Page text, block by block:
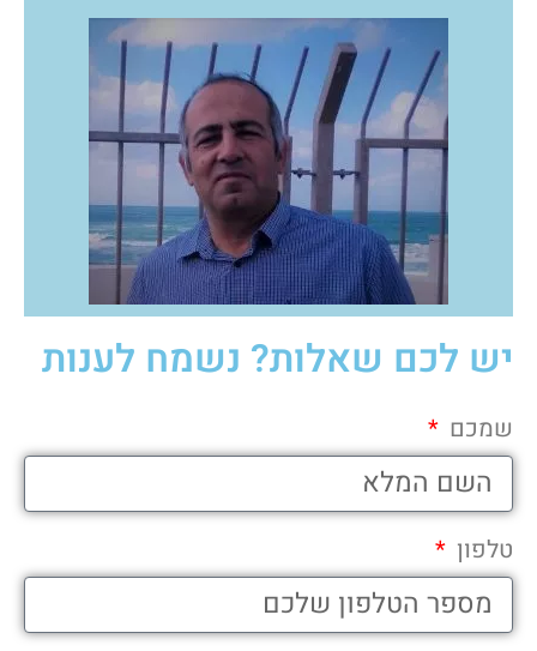
יש לכם שאלות? נשמח לענות
שמכם
טלפון